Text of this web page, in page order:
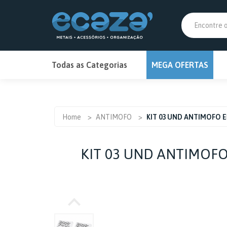
Todas as Categorias
ANTIMOFO
MEGA OFERTAS
Home > ANTIMOFO > KIT 03 UND ANTIMOFO
KIT 03 UND